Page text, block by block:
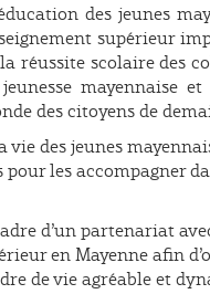
des jeunes
supérieur
réussite scolaire des
mayennaise
des citoyens de
des jeunes
les accompagner
d’un partenariat
en Mayenne afin
de vie agréable et